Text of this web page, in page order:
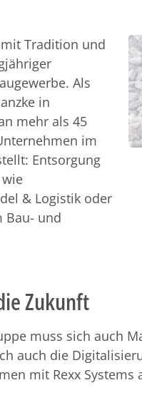
Tradition und
Als
in
mehr als 45
im
Entsorgung
& Logistik oder
Bau- und
Zukunft
muss sich auch
auch die
mit Rexx Systems